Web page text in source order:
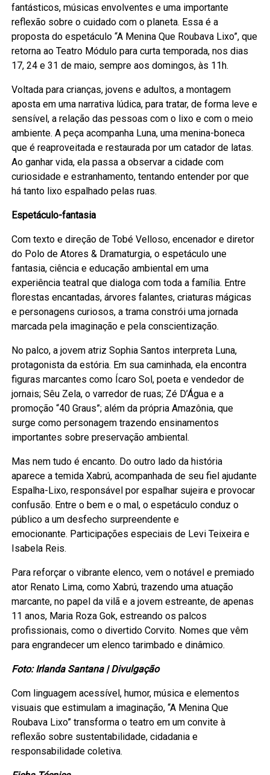
fantásticos, músicas envolventes e uma importante
reflexão sobre o cuidado com o planeta. Essa é a
proposta do espetáculo “A Menina Que Roubava Lixo”, que
retorna ao Teatro Módulo para curta temporada, nos dias
17, 24 e 31 de maio, sempre aos domingos, às 11h.
Voltada para crianças, jovens e adultos, a montagem
aposta em uma narrativa lúdica, para tratar, de forma leve e
sensível, a relação das pessoas com o lixo e com o meio
ambiente. A peça acompanha Luna, uma menina-boneca
que é reaproveitada e restaurada por um catador de latas.
Ao ganhar vida, ela passa a observar a cidade com
curiosidade e estranhamento, tentando entender por que
há tanto lixo espalhado pelas ruas.
Espetáculo-fantasia
Com texto e direção de Tobé Velloso, encenador e diretor
do Polo de Atores & Dramaturgia, o espetáculo une
fantasia, ciência e educação ambiental em uma
experiência teatral que dialoga com toda a família. Entre
florestas encantadas, árvores falantes, criaturas mágicas
e personagens curiosos, a trama constrói uma jornada
marcada pela imaginação e pela conscientização.
No palco, a jovem atriz Sophia Santos interpreta Luna,
protagonista da estória. Em sua caminhada, ela encontra
figuras marcantes como Ícaro Sol, poeta e vendedor de
jornais; Sêu Zela, o varredor de ruas; Zé D’Água e a
promoção “40 Graus”; além da própria Amazônia, que
surge como personagem trazendo ensinamentos
importantes sobre preservação ambiental.
Mas nem tudo é encanto. Do outro lado da história
aparece a temida Xabrú, acompanhada de seu fiel ajudante
Espalha-Lixo, responsável por espalhar sujeira e provocar
confusão. Entre o bem e o mal, o espetáculo conduz o
público a um desfecho surpreendente e
emocionante. Participações especiais de Levi Teixeira e
Isabela Reis.
Para reforçar o vibrante elenco, vem o notável e premiado
ator Renato Lima, como Xabrú, trazendo uma atuação
marcante, no papel da vilã e a jovem estreante, de apenas
11 anos, Maria Roza Gok, estreando os palcos
profissionais, como o divertido Corvito. Nomes que vêm
para engrandecer um elenco tarimbado e dinâmico.
Foto: Irlanda Santana | Divulgação
Com linguagem acessível, humor, música e elementos
visuais que estimulam a imaginação, “A Menina Que
Roubava Lixo” transforma o teatro em um convite à
reflexão sobre sustentabilidade, cidadania e
responsabilidade coletiva.